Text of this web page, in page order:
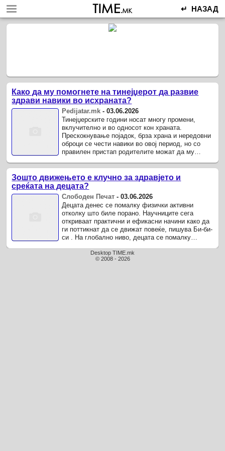
↵ НАЗАД
Како да му помогнете на тинејџерот да развие
здрави навики во исхраната?
Pedijatar.mk -03.06.2026
Тинејџерските години носат многу промени,
вклучително и во односот кон храната.
Прескокнување појадок, брза храна и нередовни
оброци се чести навики во овој период, но со
правилен пристап родителите можат да му
Зошто движењето е клучно за здравјето и
среќата на децата?
Слободен Печат -03.06.2026
Децата денес се помалку физички активни
отколку што биле порано. Научниците сега
откриваат практични и ефикасни начини како да
ги поттикнат да се движат повеќе, пишува Би-би-
си . На глобално ниво, децата се помалку
Desktop TIME.mk
© 2008 - 2026